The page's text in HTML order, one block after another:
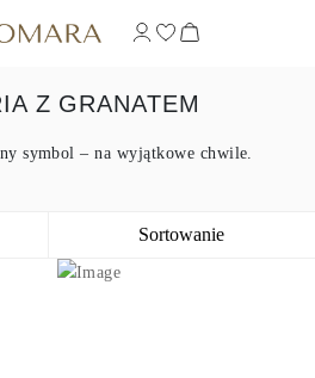
Z GRANATEM
symbol – na wyjątkowe chwile.
Sortowanie